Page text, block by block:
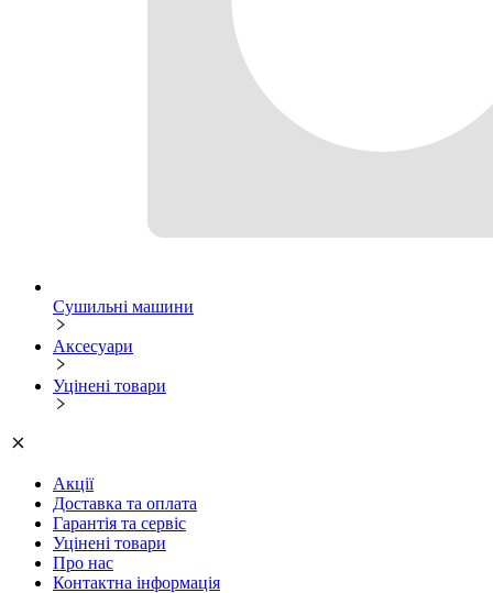
Сушильні машини
Аксесуари
Уцінені товари
Акції
Доставка та оплата
Гарантія та сервіс
Уцінені товари
Про нас
Контактна інформація